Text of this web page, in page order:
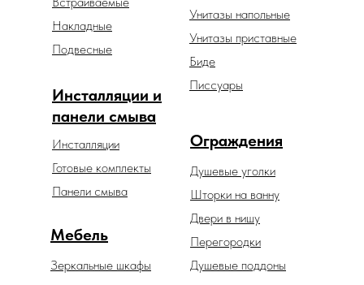
Унитазы напольные
Унитазы приставные
Накладные
Подвесные
Зеркальные шкафы
Мебель
Ограждения
Душевые уголки
Шторки на ванну
Двери в нишу
Перегородки
Биде
Душевые поддоны
Инсталляции и
панели смыва
Инсталляции
Готовые комплекты
Панели смыва
Писсуары